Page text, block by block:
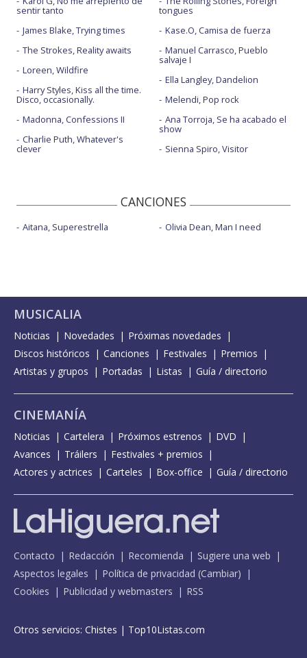
sentir tanto
James Blake, Trying times
The Strokes, Reality awaits
Loreen, Wildfire
Harry Styles, Kiss all the time.
Disco, occasionally.
Madonna, Confessions II
Charlie Puth, Whatever's
clever
tongues
Kase.O, Camisa de fuerza
Manuel Carrasco, Pueblo
salvaje I
Ella Langley, Dandelion
Melendi, Pop rock
Ana Torroja, Se ha acabado el
show
Sienna Spiro, Visitor
CANCIONES
Aitana, Superestrella Olivia Dean, Man I need
MUSICALIA
Noticias Novedades
Próximas novedades
Discos históricos
Canciones Festivales
Premios
Artistas y grupos
Portadas Listas Guía / directorio
CINEMANÍA
Noticias Cartelera Próximos estrenos
DVD
Avances
Tráilers
Festivales + premios
Actores y actrices
Carteles Box-office Guía / directorio
Contacto Redacción Recomienda
Sugiere una web
Aspectos legales
Política de privacidad (Cambiar)
Cookies
Publicidad y webmasters RSS
Otros servicios: Chistes | Top10Listas.com